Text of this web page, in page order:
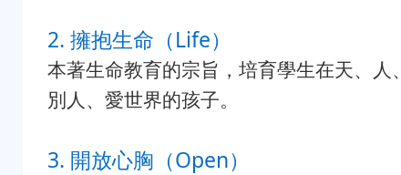
2. 擁抱生命（Life）
本著生命教育的宗旨，培育學生在天、
別人、愛世界的孩子。
3. 開放心胸（Open）